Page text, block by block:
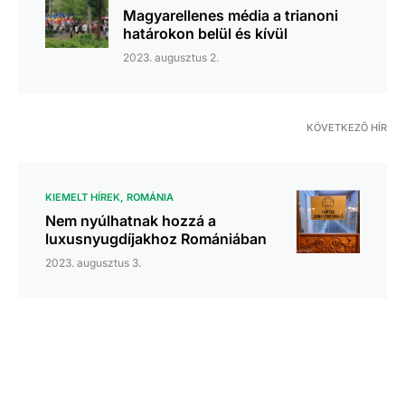
Magyarellenes média a trianoni
határokon belül és kívül
2023. augusztus 2.
KÖVETKEZŐ HÍR
KIEMELT HÍREK ROMÁNIA
Nem nyúlhatnak hozzá a
luxusnyugdíjakhoz Romániában
2023. augusztus 3.